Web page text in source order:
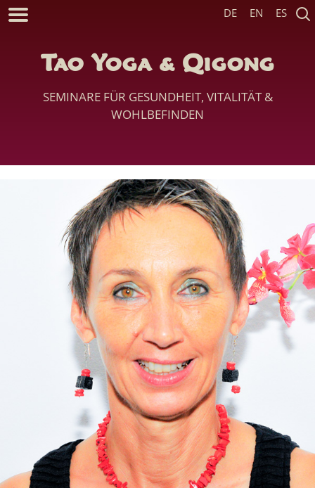
Tao Yoga & Qigong
SEMINARE FÜR GESUNDHEIT, VITALITÄT &
WOHLBEFINDEN
DE EN ES